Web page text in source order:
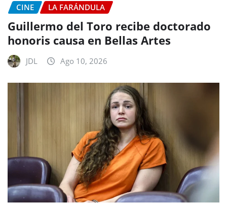
CINE LA FARÁNDULA
Guillermo del Toro recibe doctorado
honoris causa en Bellas Artes
JDL Ago 10, 2026